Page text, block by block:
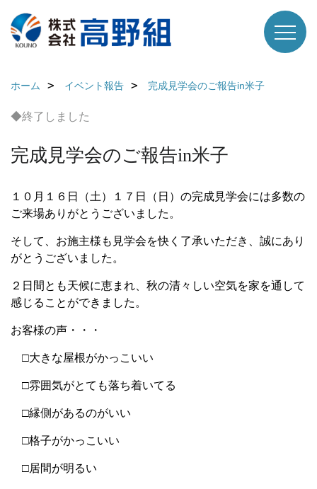
ホーム イベント報告 完成見学会のご報告in米子
◆終了しました
完成見学会のご報告in米子
１０月１６日（土）１７日（日）の完成見学会には多数の
ご来場ありがとうございました。
そして、お施主様も見学会を快く了承いただき、誠にあり
がとうございました。
２日間とも天候に恵まれ、秋の清々しい空気を家を通して
感じることができました。
お客様の声・・・
□大きな屋根がかっこいい
□雰囲気がとても落ち着いてる
□縁側があるのがいい
□格子がかっこいい
□居間が明るい